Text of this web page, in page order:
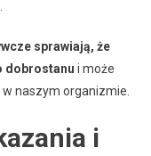
sprawiają, że
dobrostanu i może
naszym organizmie.
i